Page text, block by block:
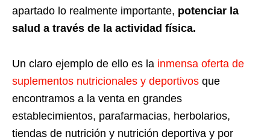
apartado lo realmente importante, potenciar la
salud a través de la actividad física.
Un claro ejemplo de ello es la inmensa oferta de
suplementos nutricionales y deportivos que
encontramos a la venta en grandes
establecimientos, parafarmacias, herbolarios,
tiendas de nutrición y nutrición deportiva y por